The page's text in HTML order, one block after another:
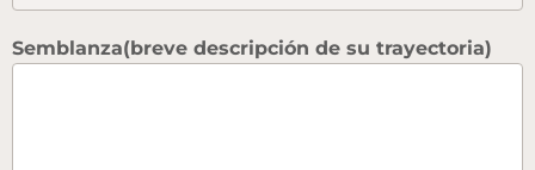
Semblanza(breve descripción de su trayectoria)